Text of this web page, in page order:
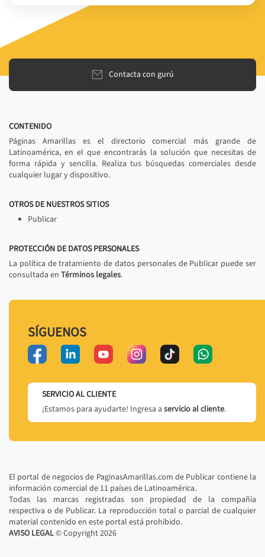
Contacta con gurú
CONTENIDO
Páginas Amarillas es el directorio comercial más grande de
Latinoamérica, en el que encontrarás la solución que necesitas de
forma rápida y sencilla. Realiza tus búsquedas comerciales desde
cualquier lugar y dispositivo.
OTROS DE NUESTROS SITIOS
Publicar
PROTECCIÓN DE DATOS PERSONALES
La política de tratamiento de datos personales de Publicar puede ser
consultada en Términos legales.
SÍGUENOS
SERVICIO AL CLIENTE
¡Estamos para ayudarte! Ingresa a servicio al cliente.
El portal de negocios de PaginasAmarillas.com de Publicar contiene la
información comercial de 11 países de Latinoamérica.
Todas las marcas registradas son propiedad de la compañía
respectiva o de Publicar. La reproducción total o parcial de cualquier
material contenido en este portal está prohibido.
AVISO LEGAL© Copyright2026